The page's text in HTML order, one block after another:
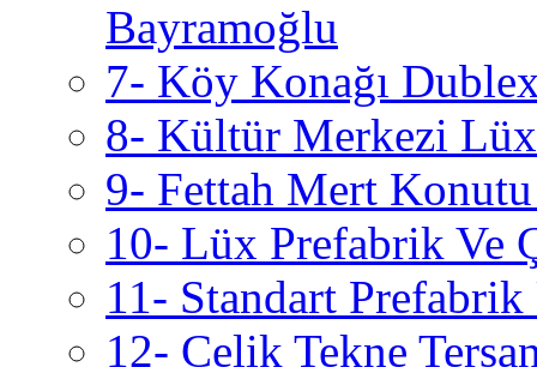
Bayramoğlu
7- Köy Konağı
8- Kültür Merkezi
9- Fettah Mert
10- Lüx Prefabrik Ve
11- Standart
12- Çelik Tekne